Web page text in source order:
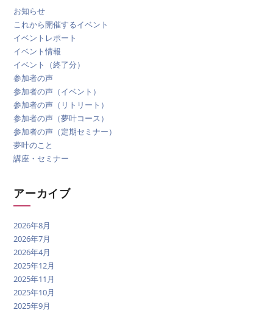
お知らせ
これから開催するイベント
イベントレポート
イベント情報
イベント（終了分）
参加者の声
参加者の声（イベント）
参加者の声（リトリート）
参加者の声（夢叶コース）
参加者の声（定期セミナー）
夢叶のこと
講座・セミナー
アーカイブ
2026年8月
2026年7月
2026年4月
2025年12月
2025年11月
2025年10月
2025年9月